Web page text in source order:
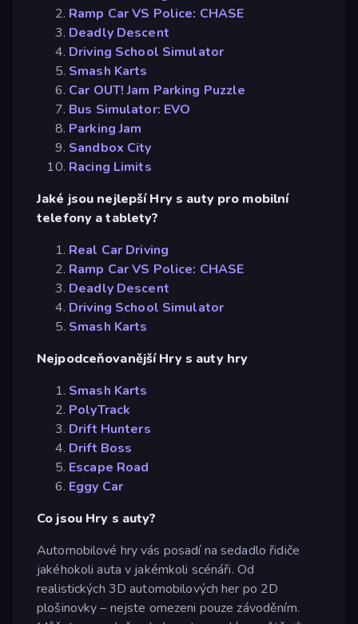
Ramp Car VS Police: CHASE
Deadly Descent
Driving School Simulator
Smash Karts
Car OUT! Jam Parking Puzzle
Bus Simulator: EVO
Parking Jam
Sandbox City
Racing Limits
Jaké jsou nejlepší Hry s auty pro mobilní
telefony a tablety?
Real Car Driving
Ramp Car VS Police: CHASE
Deadly Descent
Driving School Simulator
Smash Karts
Nejpodceňovanější Hry s auty hry
Smash Karts
PolyTrack
Drift Hunters
Drift Boss
Escape Road
Eggy Car
Co jsou Hry s auty?
Automobilové hry vás posadí na sedadlo řidiče
jakéhokoli auta v jakémkoli scénáři. Od
realistických 3D automobilových her po 2D
plošinovky – nejste omezeni pouze závoděním.